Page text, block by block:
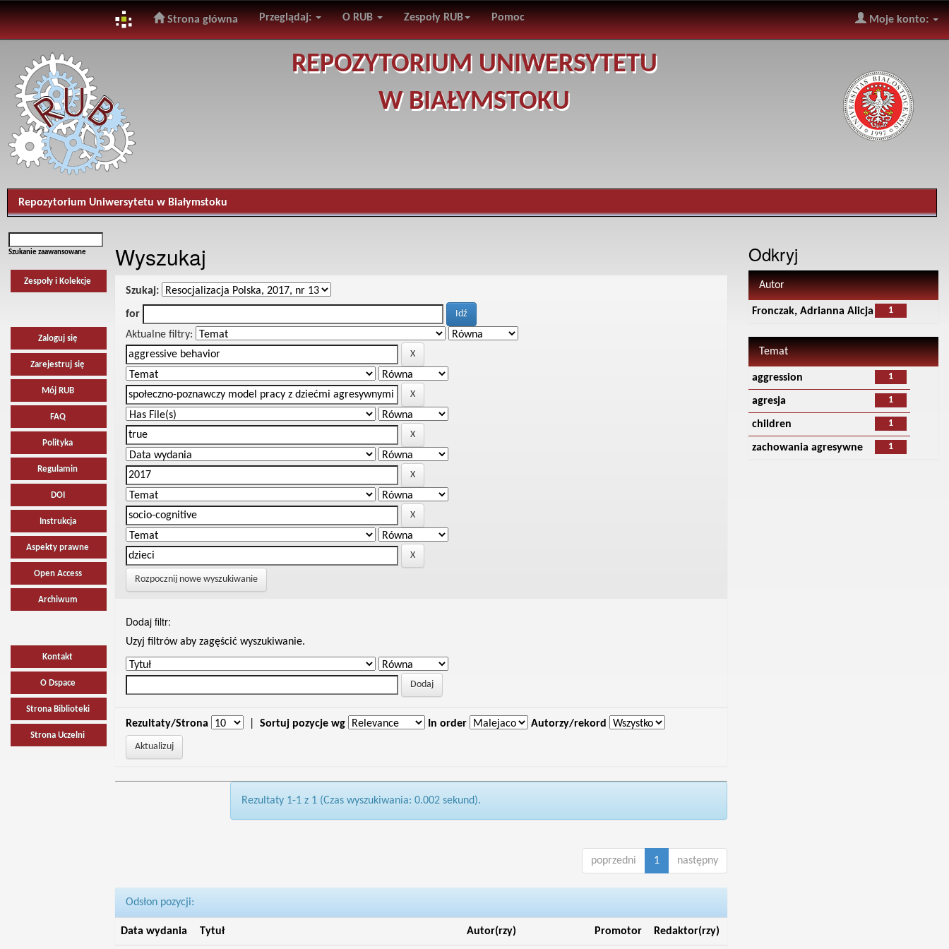
navigation
Strona główna Przeglądaj: O RUB Zespoły RUB Pomoc Moje konto:
REPOZYTORIUM UNIWERSYTETU
W BIAŁYMSTOKU
Repozytorium Uniwersytetu w Białymstoku
Szukanie zaawansowane
Zespoły i Kolekcje
Zaloguj się
Zarejestruj się
Mój RUB
FAQ
Polityka
Regulamin
DOI
Instrukcja
Aspekty prawne
Open Access
Archiwum
Kontakt
O Dspace
Strona Biblioteki
Strona Uczelni
Wyszukaj
Szukaj:
for
Aktualne filtry:
Rozpocznij nowe wyszukiwanie
Dodaj filtr:
Uzyj filtrów aby zagęścić wyszukiwanie.
Rezultaty/Strona Sortuj pozycje wg In order Autorzy/rekord
Rezultaty 1-1 z 1 (Czas wyszukiwania: 0.002 sekund).
poprzedni 1 następny
Odsłon pozycji:
Data wydania Tytuł Autor(rzy) Promotor Redaktor(rzy)
Odkryj
Autor
1
Fronczak, Adrianna Alicja
Temat
1
aggression
1
agresja
1
children
1
zachowania agresywne